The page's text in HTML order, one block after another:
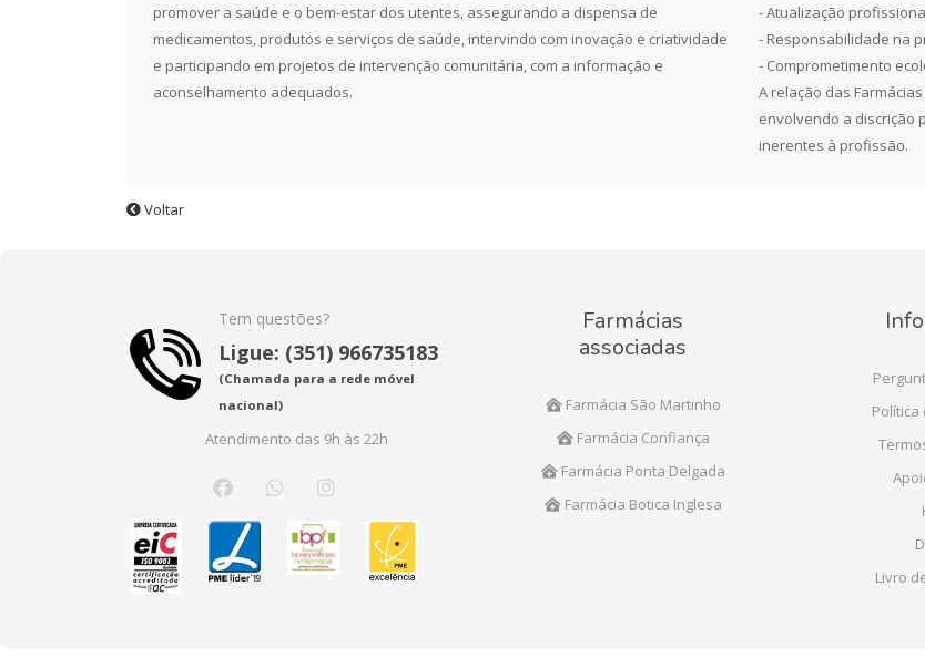
promover a saúde e o bem-estar dos utentes, assegurando a dispensa de
medicamentos, produtos e serviços de saúde, intervindo com inovação e criatividade
e participando em projetos de intervenção comunitária, com a informação e
aconselhamento adequados.
- Atualização
- Responsabilidade na
- Comprometimento
A relação das
envolvendo a discrição
inerentes à profissão.
Voltar
Tem questões?
Ligue: (351) 966735183
(Chamada para a rede móvel
nacional)
Atendimento das 9h às 22h
Farmácias
associadas
Farmácia São Martinho
Farmácia Confiança
Farmácia Ponta Delgada
Farmácia Botica Inglesa
Política
Livro